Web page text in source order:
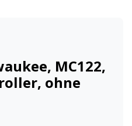
MC122,
ohne